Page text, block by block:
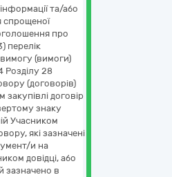
та/або
спрощеної
про
перелік
(вимоги)
Розділу 28
(договорів)
договір
знаку
Учасником
які зазначені
и на
довідці, або
зазначено в